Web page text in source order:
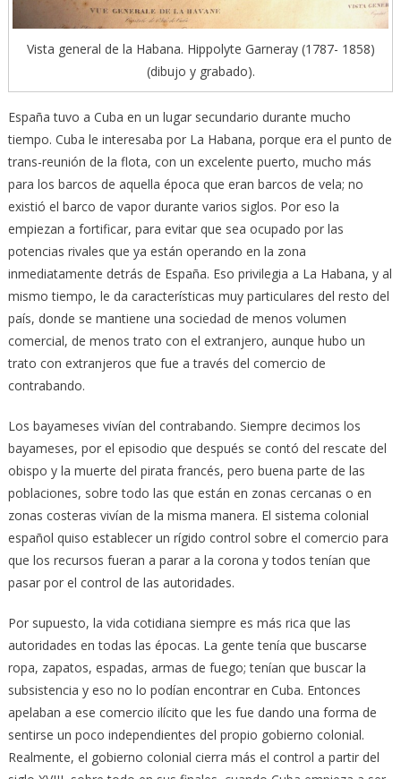
Vista general de la Habana. Hippolyte Garneray (1787- 1858)
(dibujo y grabado).
España tuvo a Cuba en un lugar secundario durante mucho
tiempo. Cuba le interesaba por La Habana, porque era el punto de
trans-reunión de la flota, con un excelente puerto, mucho más
para los barcos de aquella época que eran barcos de vela; no
existió el barco de vapor durante varios siglos. Por eso la
empiezan a fortificar, para evitar que sea ocupado por las
potencias rivales que ya están operando en la zona
inmediatamente detrás de España. Eso privilegia a La Habana, y al
mismo tiempo, le da características muy particulares del resto del
país, donde se mantiene una sociedad de menos volumen
comercial, de menos trato con el extranjero, aunque hubo un
trato con extranjeros que fue a través del comercio de
contrabando.
Los bayameses vivían del contrabando. Siempre decimos los
bayameses, por el episodio que después se contó del rescate del
obispo y la muerte del pirata francés, pero buena parte de las
poblaciones, sobre todo las que están en zonas cercanas o en
zonas costeras vivían de la misma manera. El sistema colonial
español quiso establecer un rígido control sobre el comercio para
que los recursos fueran a parar a la corona y todos tenían que
pasar por el control de las autoridades.
Por supuesto, la vida cotidiana siempre es más rica que las
autoridades en todas las épocas. La gente tenía que buscarse
ropa, zapatos, espadas, armas de fuego; tenían que buscar la
subsistencia y eso no lo podían encontrar en Cuba. Entonces
apelaban a ese comercio ilícito que les fue dando una forma de
sentirse un poco independientes del propio gobierno colonial.
Realmente, el gobierno colonial cierra más el control a partir del